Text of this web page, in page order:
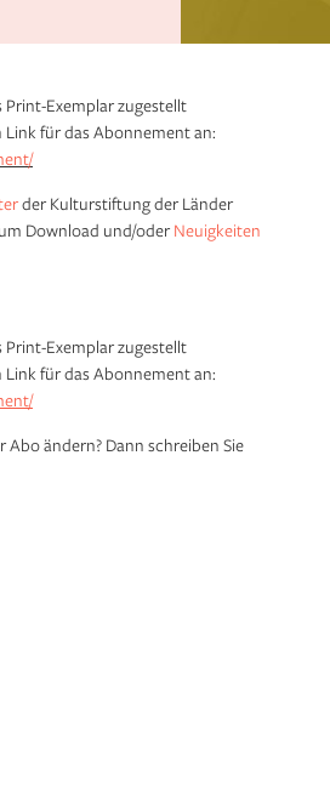
Exemplar zugestellt
für das Abonnement an:
der Kulturstiftung der Länder
Download und/oder Neuigkeiten
Exemplar zugestellt
für das Abonnement an:
ändern? Dann schreiben Sie